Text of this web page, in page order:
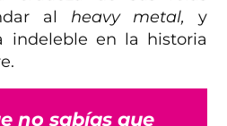
al heavy metal, y
indeleble en la historia
no sabías que